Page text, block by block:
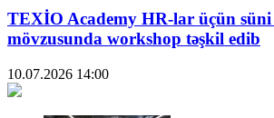
TEXİO Academy HR-lar üçün
mövzusunda workshop təşkil edib
10.07.2026 14:00